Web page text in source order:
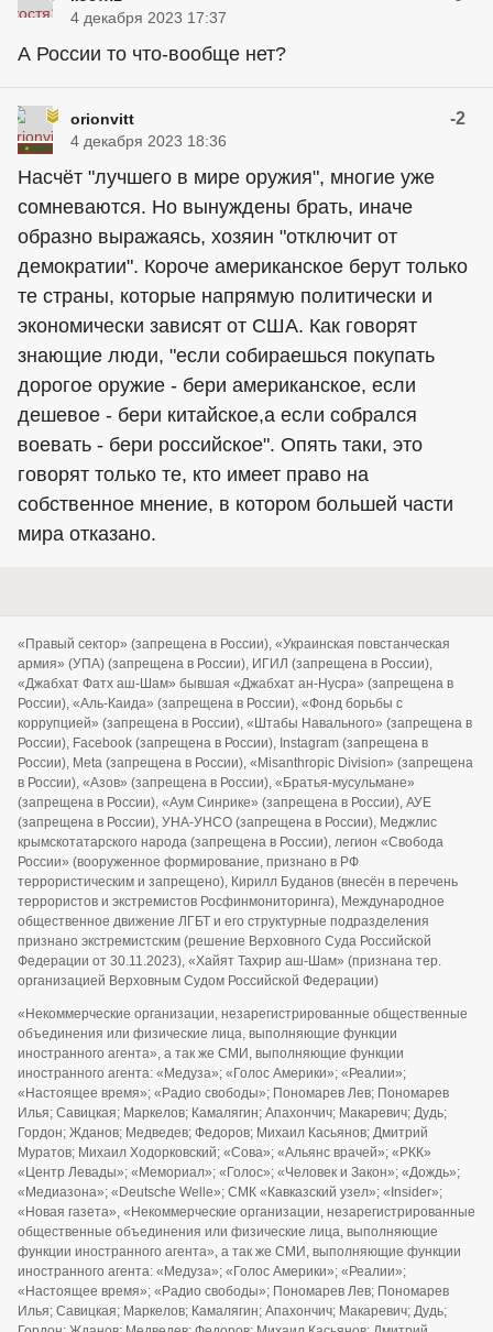
4 декабря 2023 17:37
А России то что-вообще нет?
orionvitt -2
4 декабря 2023 18:36
Насчёт "лучшего в мире оружия", многие уже
сомневаются. Но вынуждены брать, иначе
образно выражаясь, хозяин "отключит от
демократии". Короче американское берут только
те страны, которые напрямую политически и
экономически зависят от США. Как говорят
знающие люди, "если собираешься покупать
дорогое оружие - бери американское, если
дешевое - бери китайское,а если собрался
воевать - бери российское". Опять таки, это
говорят только те, кто имеет право на
собственное мнение, в котором большей части
мира отказано.
«Правый сектор» (запрещена в России), «Украинская повстанческая
армия» (УПА) (запрещена в России), ИГИЛ (запрещена в России),
«Джабхат Фатх аш-Шам» бывшая «Джабхат ан-Нусра» (запрещена в
России), «Аль-Каида» (запрещена в России), «Фонд борьбы с
коррупцией» (запрещена в России), «Штабы Навального» (запрещена в
России), Facebook (запрещена в России), Instagram (запрещена в
России), Meta (запрещена в России), «Misanthropic Division» (запрещена
в России), «Азов» (запрещена в России), «Братья-мусульмане»
(запрещена в России), «Аум Синрике» (запрещена в России), АУЕ
(запрещена в России), УНА-УНСО (запрещена в России), Меджлис
крымскотатарского народа (запрещена в России), легион «Свобода
России» (вооруженное формирование, признано в РФ
террористическим и запрещено), Кирилл Буданов (внесён в перечень
террористов и экстремистов Росфинмониторинга), Международное
общественное движение ЛГБТ и его структурные подразделения
признано экстремистским (решение Верховного Суда Российской
Федерации от 30.11.2023), «Хайят Тахрир аш-Шам» (признана тер.
организацией Верховным Судом Российской Федерации)
«Некоммерческие организации, незарегистрированные общественные
объединения или физические лица, выполняющие функции
иностранного агента», а так же СМИ, выполняющие функции
иностранного агента: «Медуза»; «Голос Америки»; «Реалии»;
«Настоящее время»; «Радио свободы»; Пономарев Лев; Пономарев
Илья; Савицкая; Маркелов; Камалягин; Апахончич; Макаревич; Дудь;
Гордон; Жданов; Медведев; Федоров; Михаил Касьянов; Дмитрий
Муратов; Михаил Ходорковский; «Сова»; «Альянс врачей»; «РКК»
«Центр Левады»; «Мемориал»; «Голос»; «Человек и Закон»; «Дождь»;
«Медиазона»; «Deutsche Welle»; СМК «Кавказский узел»; «Insider»;
«Новая газета», «Некоммерческие организации, незарегистрированные
общественные объединения или физические лица, выполняющие
функции иностранного агента», а так же СМИ, выполняющие функции
иностранного агента: «Медуза»; «Голос Америки»; «Реалии»;
«Настоящее время»; «Радио свободы»; Пономарев Лев; Пономарев
Илья; Савицкая; Маркелов; Камалягин; Апахончич; Макаревич; Дудь;